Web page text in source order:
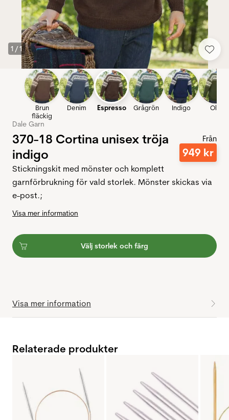
1 /1
Brun
fläckig
Denim Espresso Grågrön Indigo Oliv
Dale Garn
370-18 Cortina unisex tröja
indigo
Från
949 kr
Stickningskit med mönster och komplett
garnförbrukning för vald storlek. Mönster skickas via
e-post.;
Visa mer information
Välj storlek och färg
Visa mer information
Relaterade produkter